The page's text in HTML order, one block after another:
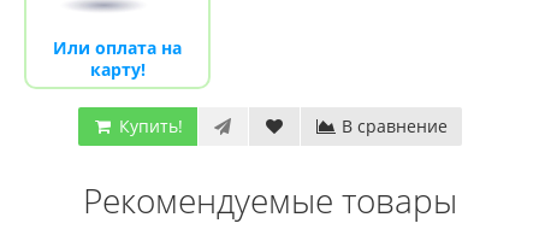
Или оплата на
карту!
Купить! В сравнение
Рекомендуемые товары